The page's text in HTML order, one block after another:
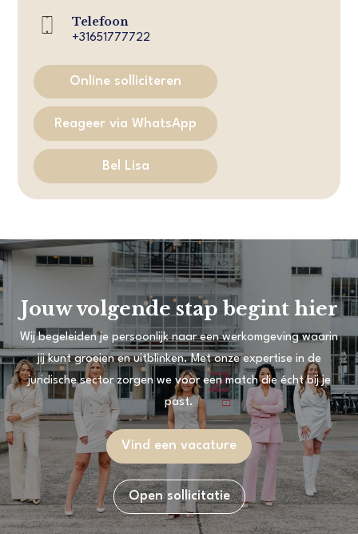
Telefoon
+31651777722
Online solliciteren
Reageer via WhatsApp
Bel Lisa
Jouw volgende stap begint hier
Wij begeleiden je persoonlijk naar een werkomgeving waarin
jij kunt groeien en uitblinken. Met onze expertise in de
juridische sector zorgen we voor een match die écht bij je
past.
Vind een vacature
Open sollicitatie